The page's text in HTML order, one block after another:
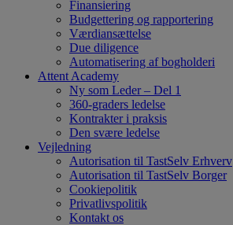
Finansiering
Budgettering og rapportering
Værdiansættelse
Due diligence
Automatisering af bogholderi
Attent Academy
Ny som Leder – Del 1
360-graders ledelse
Kontrakter i praksis
Den svære ledelse
Vejledning
Autorisation til TastSelv Erhverv
Autorisation til TastSelv Borger
Cookiepolitik
Privatlivspolitik
Kontakt os